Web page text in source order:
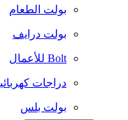
بولت الطعام
بولت درايف
Bolt للأعمال
دراجات
بولت بلس